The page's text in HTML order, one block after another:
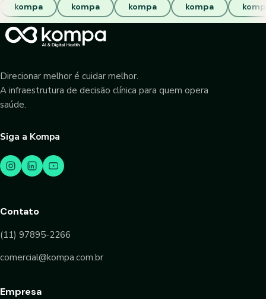
kompa kompa kompa kompa
Direcionar melhor é cuidar melhor.
A infraestrutura de decisão clínica para quem opera
saúde.
Siga a Kompa
Contato
(11) 97895-2266
comercial@kompa.com.br
Empresa